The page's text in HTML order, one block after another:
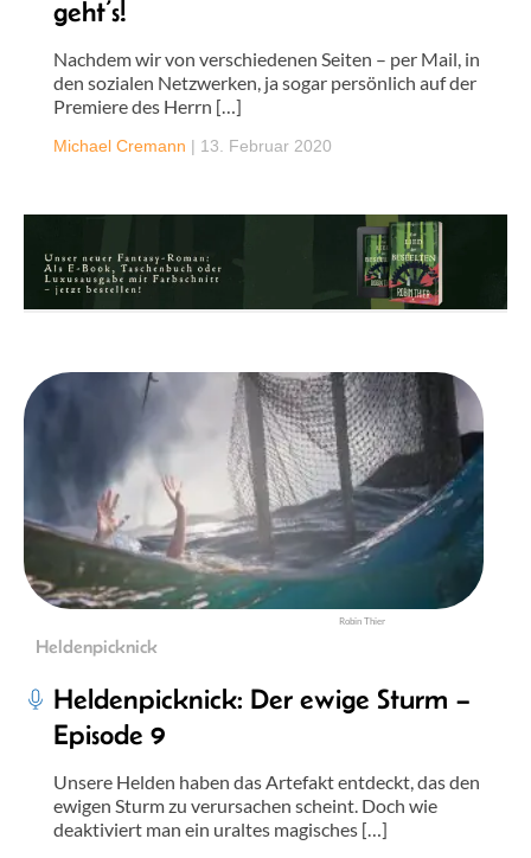
geht’s!
Nachdem wir von verschiedenen Seiten – per Mail, in
den sozialen Netzwerken, ja sogar persönlich auf der
Premiere des Herrn […]
Michael Cremann | 13. Februar 2020
Robin Thier
Heldenpicknick
Heldenpicknick: Der ewige Sturm –
Episode 9
Unsere Helden haben das Artefakt entdeckt, das den
ewigen Sturm zu verursachen scheint. Doch wie
deaktiviert man ein uraltes magisches […]